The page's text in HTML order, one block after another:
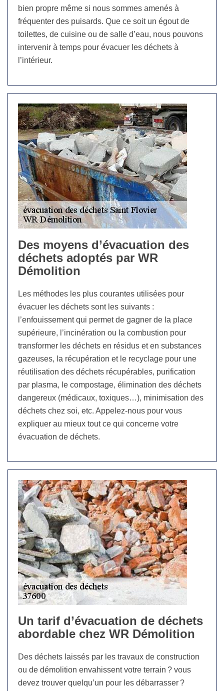
bien propre même si nous sommes amenés à
fréquenter des puisards. Que ce soit un égout de
toilettes, de cuisine ou de salle d’eau, nous pouvons
intervenir à temps pour évacuer les déchets à
l’intérieur.
Des moyens d’évacuation des
déchets adoptés par WR
Démolition
Les méthodes les plus courantes utilisées pour
évacuer les déchets sont les suivants :
l’enfouissement qui permet de gagner de la place
supérieure, l’incinération ou la combustion pour
transformer les déchets en résidus et en substances
gazeuses, la récupération et le recyclage pour une
réutilisation des déchets récupérables, purification
par plasma, le compostage, élimination des déchets
dangereux (médicaux, toxiques…), minimisation des
déchets chez soi, etc. Appelez-nous pour vous
expliquer au mieux tout ce qui concerne votre
évacuation de déchets.
Un tarif d’évacuation de déchets
abordable chez WR Démolition
Des déchets laissés par les travaux de construction
ou de démolition envahissent votre terrain ? vous
devez trouver quelqu’un pour les débarrasser ?